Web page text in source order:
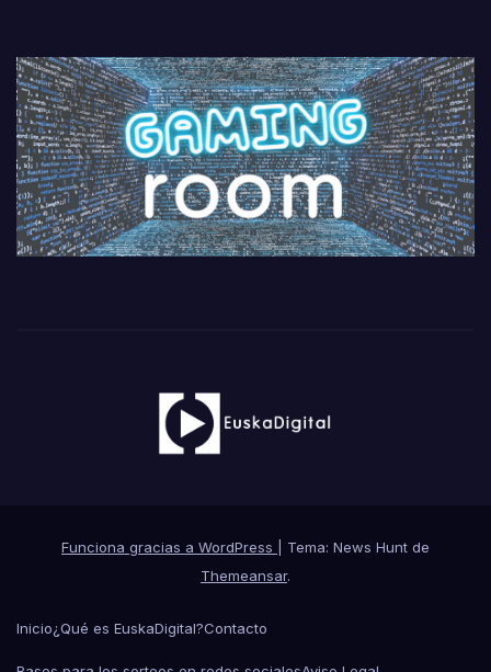
Funciona gracias a WordPress
Tema: News Hunt de
Themeansar.
Inicio¿Qué es EuskaDigital?Contacto